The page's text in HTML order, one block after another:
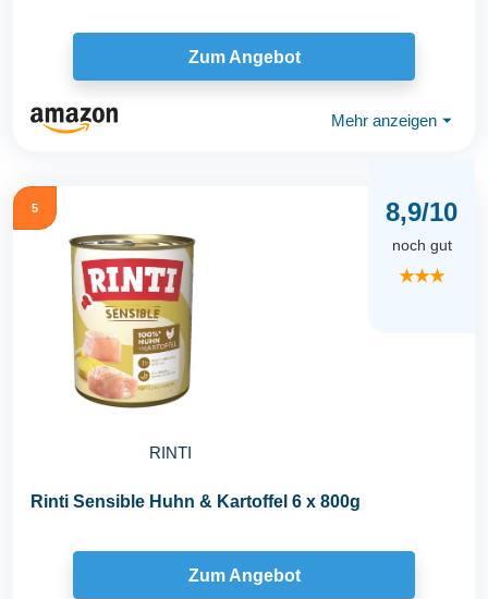
Zum Angebot
Mehr anzeigen ⏷
5
RINTI
8,9/10
noch gut
★★★
Rinti Sensible Huhn & Kartoffel 6 x 800g
Zum Angebot